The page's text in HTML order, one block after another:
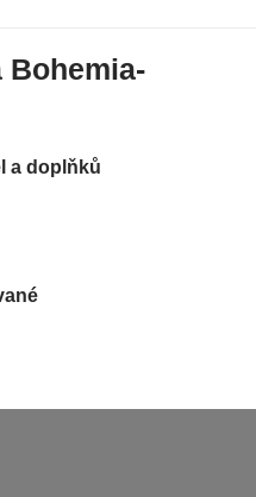
Bohemia-
a doplňků